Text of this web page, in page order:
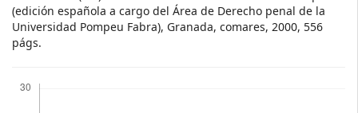
(edición española a cargo del Área de Derecho penal de la
Universidad Pompeu Fabra), Granada, comares, 2000, 556
págs.